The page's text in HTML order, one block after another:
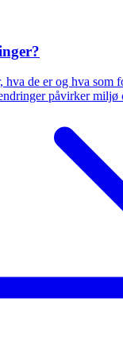
de er og hva som
påvirker miljø